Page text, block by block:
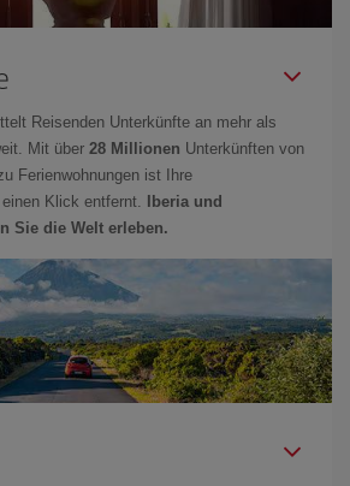
Reisenden Unterkünfte an mehr als
Mit über 28 Millionen Unterkünften von
Ferienwohnungen ist Ihre
Klick entfernt.
Iberia und
Sie die Welt erleben.